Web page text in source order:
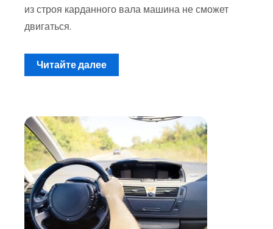
из строя карданного вала машина не сможет
двигаться.
Читайте далее